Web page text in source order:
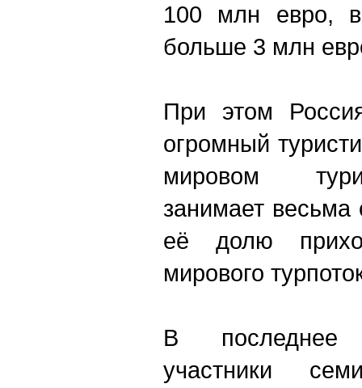
100 млн евро,
больше 3 млн
При этом
огромный
мировом
занимает
её долю
мирового
В последнее
участники